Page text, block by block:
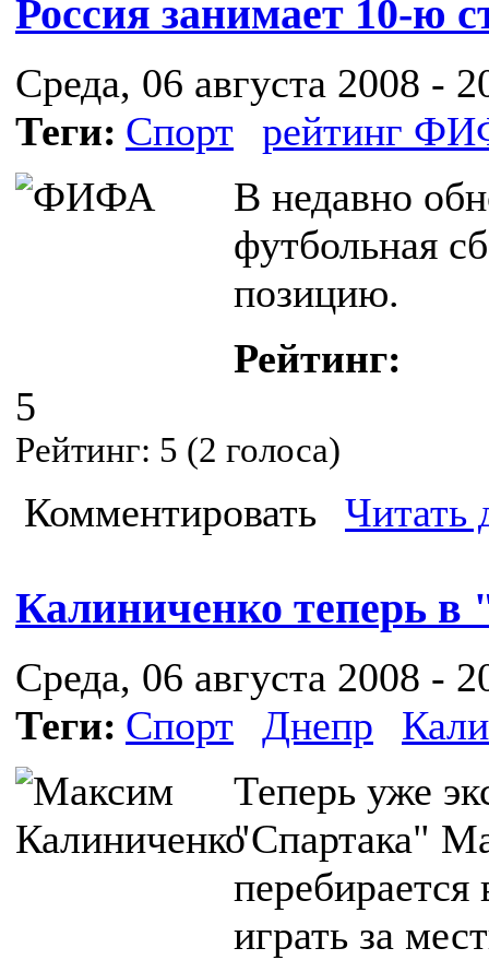
Россия занимает 10-ю
Среда, 06 августа 2008 -
Теги: Спорт
рейтинг
В недавно
футбольная
позицию.
Рейтинг:
5
Рейтинг: 5 (2 голоса)
Комментировать Читать
Калиниченко теперь
Среда, 06 августа 2008 -
Теги: Спорт Днепр
Теперь уже
"Спартака"
перебирается
играть за